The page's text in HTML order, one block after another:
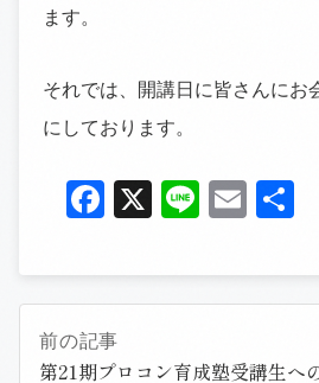
ます。
それでは、開講日に皆さんにお
にしております。
Facebook
X LineEmail
前の記事
第21期プロコン育成塾受講生へ